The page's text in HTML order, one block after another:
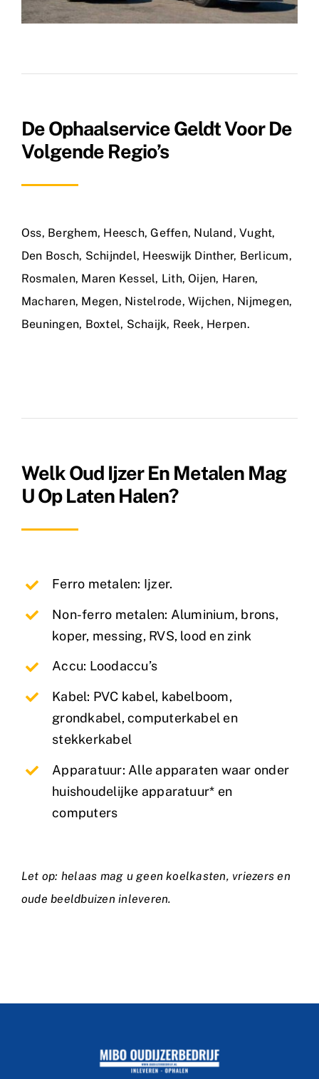
De Ophaalservice Geldt Voor De
Volgende Regio’s
Oss, Berghem, Heesch,Geffen, Nuland,Vught,
Den Bosch, Schijndel, Heeswijk Dinther, Berlicum,
Rosmalen, Maren Kessel, Lith,Oijen, Haren,
Macharen, Megen, Nistelrode, Wijchen, Nijmegen,
Beuningen, Boxtel, Schaijk, Reek, Herpen.
Welk Oud Ijzer En Metalen Mag
U Op Laten Halen?
Ferro metalen: Ijzer.
Non-ferro metalen: Aluminium, brons,
koper, messing, RVS, lood en zink
Accu: Loodaccu’s
Kabel: PVC kabel, kabelboom,
grondkabel, computerkabel en
stekkerkabel
Apparatuur: Alle apparaten waar onder
huishoudelijke apparatuur* en
computers
Let op: helaas mag u geen koelkasten, vriezers en
oude beeldbuizen inleveren.